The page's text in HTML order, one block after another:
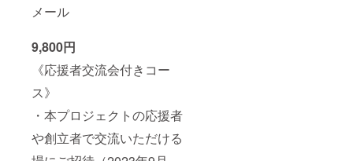
メール
9,800円
《応援者交流会付きコー
ス》
・本プロジェクトの応援者
や創立者で交流いただける